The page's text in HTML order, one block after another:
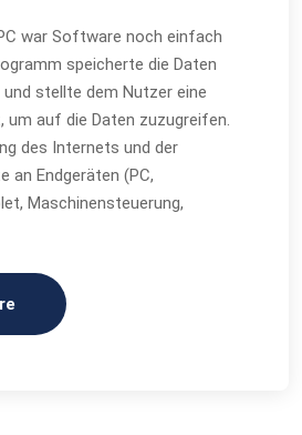
war Software noch einfach
speicherte die Daten
stellte dem Nutzer eine
um auf die Daten zuzugreifen.
des Internets und der
an Endgeräten (PC,
Maschinensteuerung,